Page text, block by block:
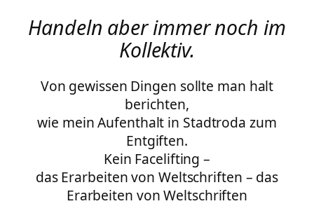
Handeln aber immer noch im
Kollektiv.
Von gewissen Dingen sollte man halt
berichten,
wie mein Aufenthalt in Stadtroda zum
Entgiften.
Kein Facelifting –
das Erarbeiten von Weltschriften – das
Erarbeiten von Weltschriften